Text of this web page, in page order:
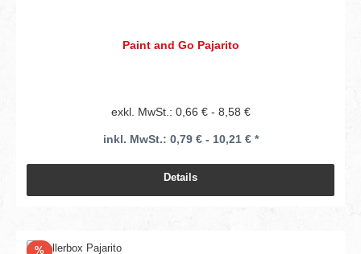
Paint and Go Pajarito
exkl. MwSt.: 0,66 € - 8,58 €
inkl. MwSt.: 0,79 € - 10,21 € *
Details
%Rabatt